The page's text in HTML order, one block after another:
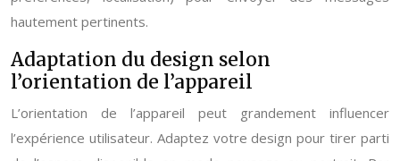
hautement pertinents.
Adaptation du design selon
l’orientation de l’appareil
L’orientation de l’appareil peut grandement influencer
l’expérience utilisateur. Adaptez votre design pour tirer parti